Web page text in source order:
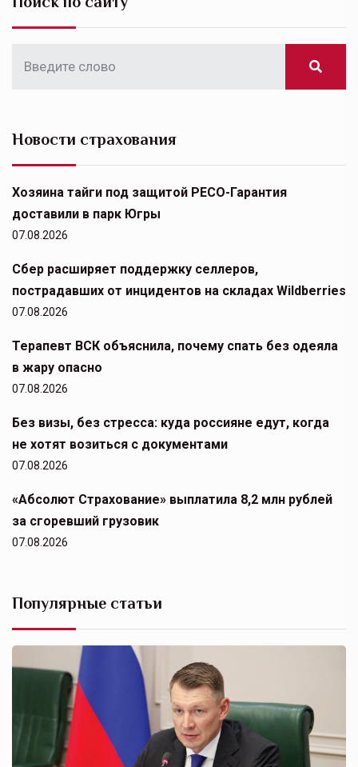
Новости страхования
Хозяина тайги под защитой РЕСО-Гарантия
доставили в парк Югры
07.08.2026
Сбер расширяет поддержку селлеров,
пострадавших от инцидентов на складах Wildberries
07.08.2026
Терапевт ВСК объяснила, почему спать без одеяла
в жару опасно
07.08.2026
Без визы, без стресса: куда россияне едут, когда
не хотят возиться с документами
07.08.2026
«Абсолют Страхование» выплатила 8,2 млн рублей
за сгоревший грузовик
07.08.2026
Популярные статьи